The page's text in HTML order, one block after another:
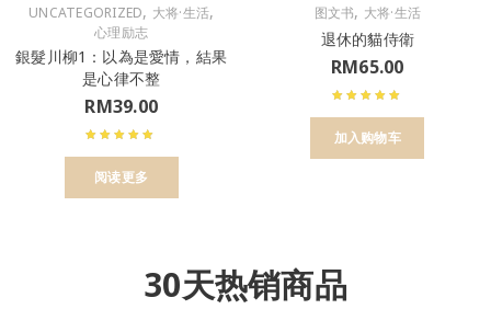
UNCATEGORIZED, 大将·生活,
心理励志
銀髮川柳1：以為是愛情，結果
是心律不整
RM39.00
阅读更多
图文书, 大将·生活
退休的貓侍衛
RM65.00
加入购物车
30天热销商品